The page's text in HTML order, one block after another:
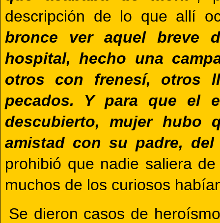
descripción de lo que allí
bronce ver aquel breve
hospital, hecho una
otros con frenesí, otros
pecados. Y para que el
descubierto, mujer hubo
amistad con su padre,
prohibió que nadie saliera
muchos de los curiosos
Se dieron casos de